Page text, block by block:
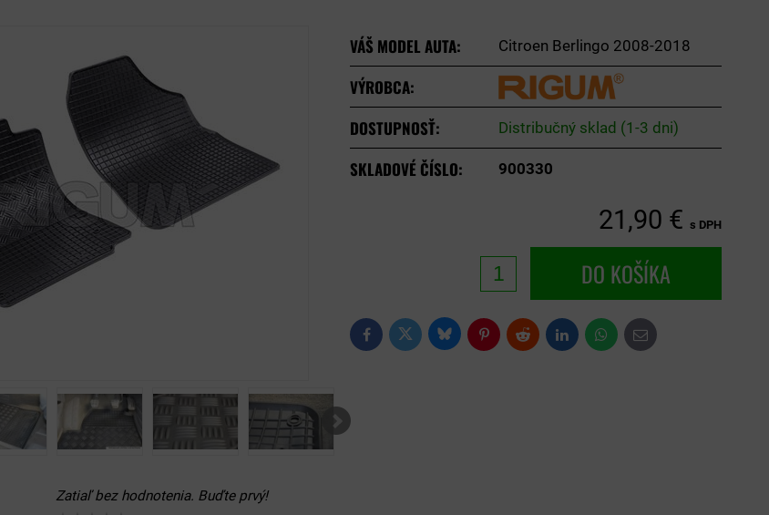
Zatiaľ bez hodnotenia. Buďte prvý!
VÁŠ MODEL AUTA: Citroen Berlingo 2008-2018
VÝROBCA:
DOSTUPNOSŤ:
Distribučný sklad (1-3 dni)
SKLADOVÉ ČÍSLO: 900330
21,90 € s DPH
DO KOŠÍKA
FacebookTwitter BlueskyPinterestReddit LinkedInWhatsApp
E-
mail